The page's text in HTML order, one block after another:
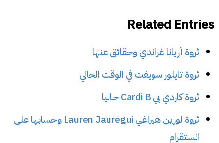
Related Entries
ثروة أريانا غراندي وحقائق عنها
ثروة تايلور سويفت في الوقت الحالي
ثروة كاردي بي Cardi B حاليا
ثروة لورين هيراغي Lauren Jauregui وحسابها على
انستقرام